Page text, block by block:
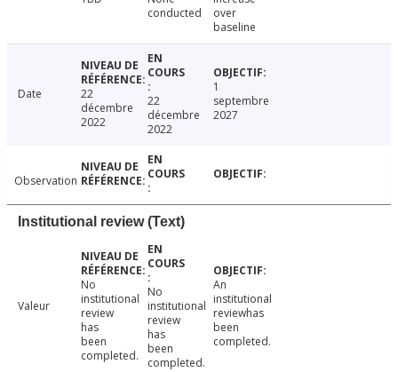
conducted
over
baseline
Date
22
décembre
2022
22
décembre
2022
1
septembre
2027
Observation
Institutional review (Text)
Valeur
No
institutional
review
has
been
completed.
No
institutional
review
has
been
completed.
An
institutional
reviewhas
been
completed.